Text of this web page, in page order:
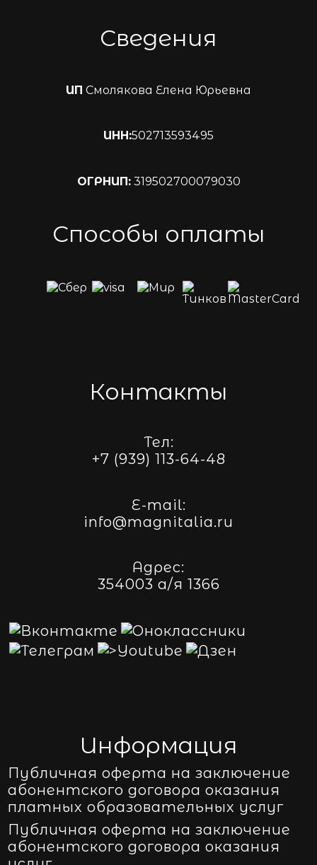
Сведения
ИП Смолякова Елена Юрьевна
ИНН:502713593495
ОГРНИП:319502700079030
Способы оплаты
Контакты
Тел:
+7 (939) 113-64-48
E-mail:
info@magnitalia.ru
Адрес:
354003 а/я 1366
Информация
Публичная оферта на заключение
абонентского договора оказания
платных образовательных услуг
Публичная оферта на заключение
абонентского договора оказания